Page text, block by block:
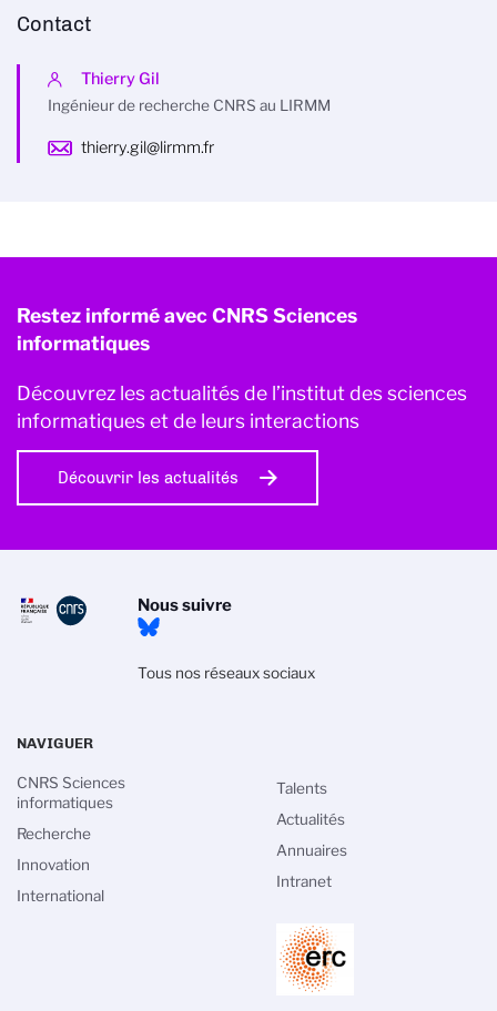
Contact
Thierry Gil
Ingénieur de recherche CNRS au LIRMM
thierry.gil@lirmm.fr
Restez informé avec CNRS Sciences
informatiques
Découvrez les actualités de l’institut des sciences
informatiques et de leurs interactions
Découvrir les actualités
Nous suivre
Tous nos réseaux sociaux
NAVIGUER
CNRS Sciences
informatiques
Recherche
Innovation
International
Talents
Actualités
Annuaires
Intranet